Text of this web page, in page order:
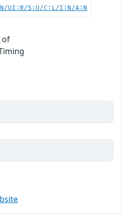
UI:R/S:U/C:L/I:N/A:N
of